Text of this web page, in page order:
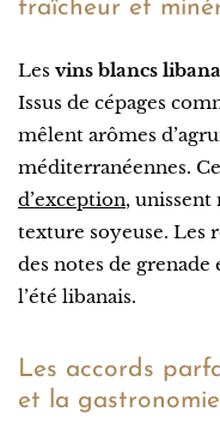
fraîcheur et
Les vins blancs
Issus de cépages
mêlent arômes
méditerranéennes.
d’exception, unissent
texture soyeuse. Les
des notes de grenade
l’été libanais.
Les accords
et la gastronomie